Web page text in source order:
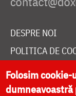
DESPRE NOI
POLITICA DE
DONEAZĂ
Folosim
dumneavoastră